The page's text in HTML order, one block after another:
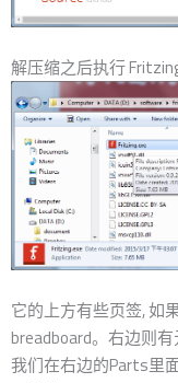
解压缩之后执行
它的上方有些页签, 如
breadboard。右边则
我们在右边的Parts里